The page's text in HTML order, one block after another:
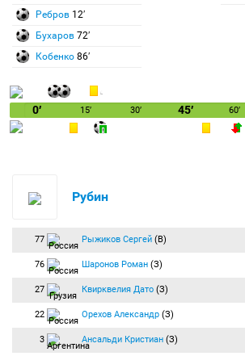
Ребров 12′
Бухаров 72′
Кобенко 86′
0′ 15′ 30′ 45′ 60′
Рубин
77 Рыжиков Сергей (В)
76 Шаронов Роман (З)
27 Квирквелия Дато (З)
22 Орехов Александр (З)
3 Ансальди Кристиан (З)